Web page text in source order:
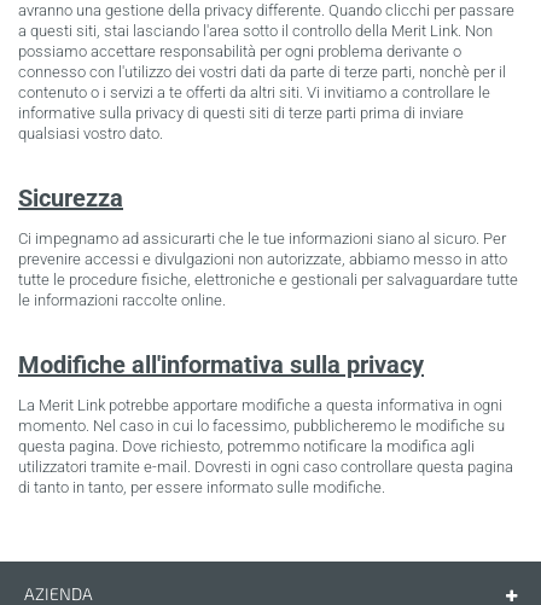
avranno una gestione della privacy differente. Quando clicchi per passare
a questi siti, stai lasciando l'area sotto il controllo della Merit Link. Non
possiamo accettare responsabilità per ogni problema derivante o
connesso con l'utilizzo dei vostri dati da parte di terze parti, nonchè per il
contenuto o i servizi a te offerti da altri siti. Vi invitiamo a controllare le
informative sulla privacy di questi siti di terze parti prima di inviare
qualsiasi vostro dato.
Sicurezza
Ci impegnamo ad assicurarti che le tue informazioni siano al sicuro. Per
prevenire accessi e divulgazioni non autorizzate, abbiamo messo in atto
tutte le procedure fisiche, elettroniche e gestionali per salvaguardare tutte
le informazioni raccolte online.
Modifiche all'informativa sulla privacy
La Merit Link potrebbe apportare modifiche a questa informativa in ogni
momento. Nel caso in cui lo facessimo, pubblicheremo le modifiche su
questa pagina. Dove richiesto, potremmo notificare la modifica agli
utilizzatori tramite e-mail. Dovresti in ogni caso controllare questa pagina
di tanto in tanto, per essere informato sulle modifiche.
AZIENDA